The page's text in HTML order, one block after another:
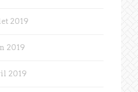
2019
2019
2019